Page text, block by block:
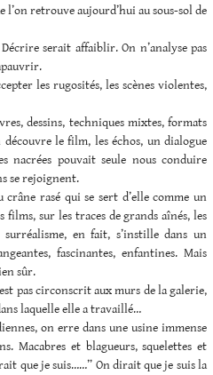
retrouve aujourd’hui au sous-sol de
serait affaiblir. On n’analyse pas
les rugosités, les scènes violentes,
dessins, techniques mixtes, formats
le film, les échos, un dialogue
nacrées pouvait seule nous conduire
se rejoignent.
rasé qui se sert d’elle comme un
films, sur les traces de grands aînés, les
en fait, s’instille dans un
fascinantes, enfantines. Mais
sûr.
pas circonscrit aux murs de la galerie,
laquelle elle a travaillé…
on erre dans une usine immense
Macabres et blagueurs, squelettes et
que je suis……” On dirait que je suis la